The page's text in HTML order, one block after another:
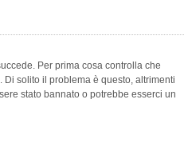
Per prima cosa controlla che
solito il problema è questo, altrimenti
stato bannato o potrebbe esserci un